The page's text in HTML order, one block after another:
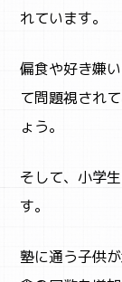
れています。
偏食や好き嫌
て問題視され
ょう。
そして、小学
す。
塾に通う子供